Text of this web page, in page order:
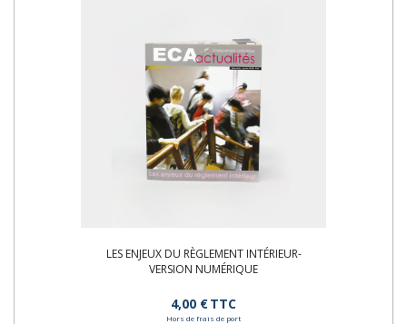
LES ENJEUX DU RÈGLEMENT INTÉRIEUR-
VERSION NUMÉRIQUE
4,00 €TTC
Hors de frais de port